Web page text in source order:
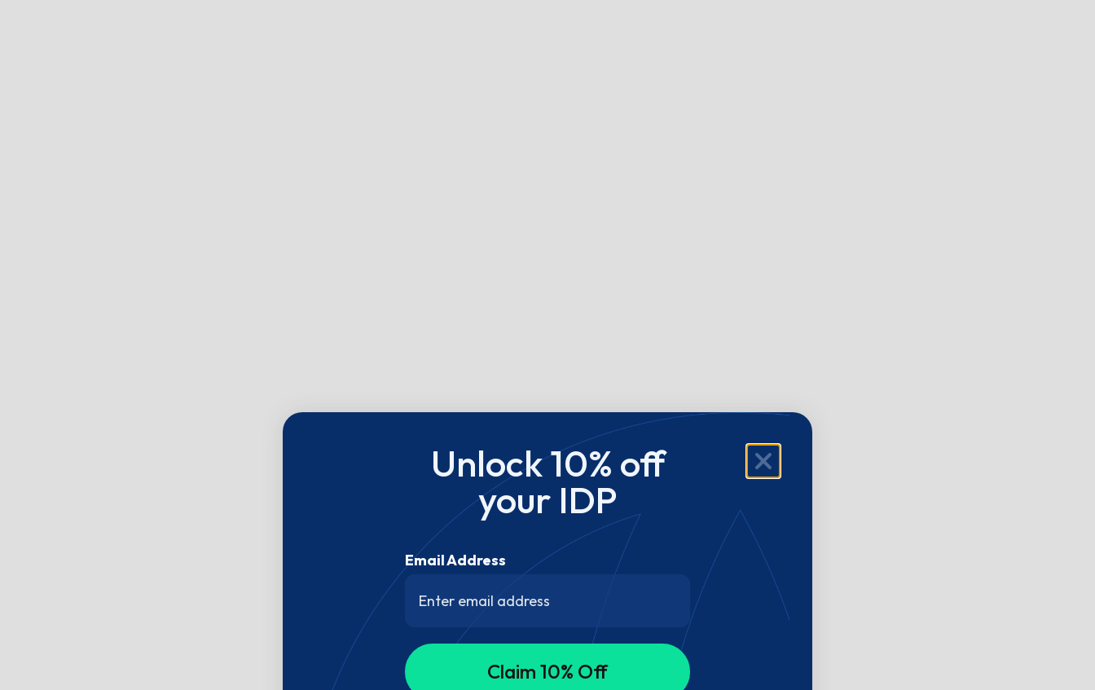
Unlock 10% off
your IDP
Email Address
Claim 10% Off